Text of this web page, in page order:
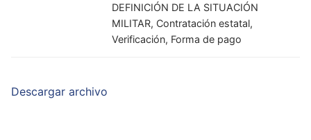
DEFINICIÓN DE LA SITUACIÓN
MILITAR, Contratación estatal,
Verificación, Forma de pago
Descargar archivo